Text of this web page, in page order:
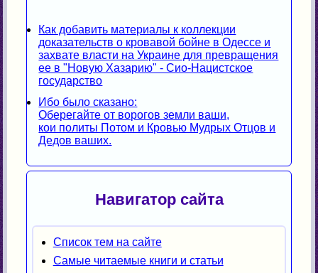
Как добавить материалы к коллекции
доказательств о кровавой бойне в Одессе и
захвате власти на Украине для превращения
ее в "Новую Хазарию" - Сио-Нацистское
государство
Ибо было сказано:
Оберегайте от ворогов земли ваши,
кои политы Потом и Кровью Мудрых Отцов и
Дедов ваших.
Навигатор сайта
Список тем на сайте
Самые читаемые книги и статьи